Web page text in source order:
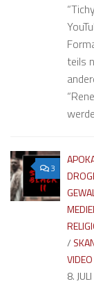
teils
3
/
VIDEO
8.